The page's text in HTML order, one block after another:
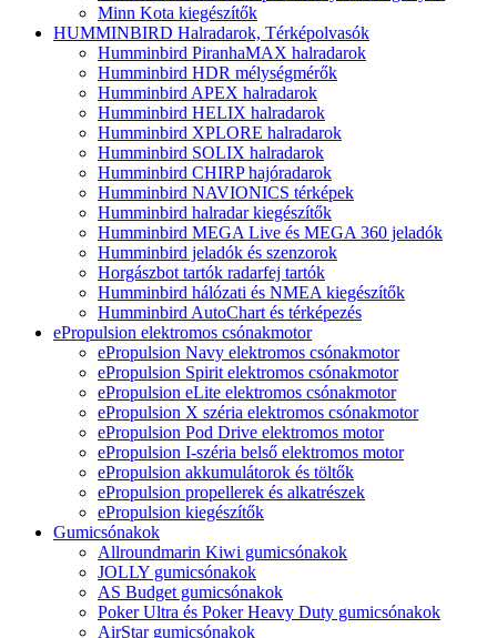
Minn Kota kiegészítők
HUMMINBIRD Halradarok, Térképolvasók
Humminbird PiranhaMAX halradarok
Humminbird HDR mélységmérők
Humminbird APEX halradarok
Humminbird HELIX halradarok
Humminbird XPLORE halradarok
Humminbird SOLIX halradarok
Humminbird CHIRP hajóradarok
Humminbird NAVIONICS térképek
Humminbird halradar kiegészítők
Humminbird MEGA Live és MEGA 360 jeladók
Humminbird jeladók és szenzorok
Horgászbot tartók radarfej tartók
Humminbird hálózati és NMEA kiegészítők
Humminbird AutoChart és térképezés
ePropulsion elektromos csónakmotor
ePropulsion Navy elektromos csónakmotor
ePropulsion Spirit elektromos csónakmotor
ePropulsion eLite elektromos csónakmotor
ePropulsion X széria elektromos csónakmotor
ePropulsion Pod Drive elektromos motor
ePropulsion I-széria belső elektromos motor
ePropulsion akkumulátorok és töltők
ePropulsion propellerek és alkatrészek
ePropulsion kiegészítők
Gumicsónakok
Allroundmarin Kiwi gumicsónakok
JOLLY gumicsónakok
AS Budget gumicsónakok
Poker Ultra és Poker Heavy Duty gumicsónakok
AirStar gumicsónakok